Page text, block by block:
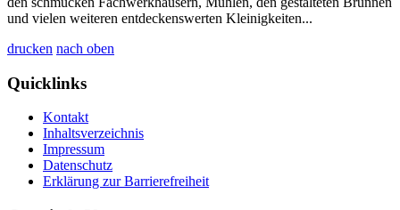
und vielen weiteren entdeckenswerten Kleinigkeiten...
drucken nach oben
Quicklinks
Kontakt
Inhaltsverzeichnis
Impressum
Datenschutz
Erklärung zur Barrierefreiheit